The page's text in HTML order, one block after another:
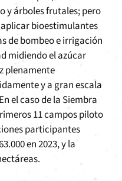
y árboles frutales; pero
bioestimulantes
de bombeo e irrigación
midiendo el azúcar
plenamente
y a gran escala
el caso de la Siembra
11 campos piloto
participantes
en 2023, y la